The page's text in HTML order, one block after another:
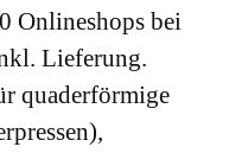
Onlineshops bei
Lieferung.
quaderförmige